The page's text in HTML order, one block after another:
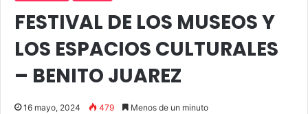
FESTIVAL DE LOS MUSEOS Y
LOS ESPACIOS CULTURALES
– BENITO JUAREZ
16 mayo, 2024 479 Menos de un minuto